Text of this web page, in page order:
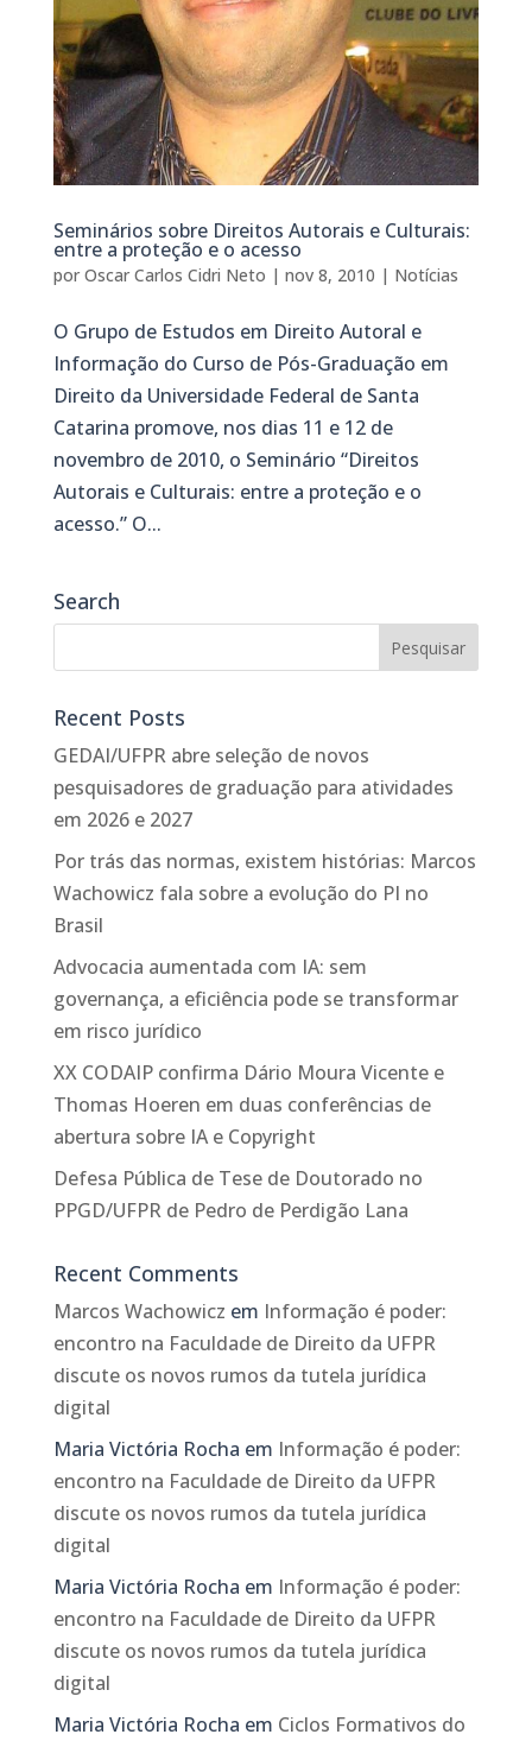
Seminários sobre Direitos Autorais e Culturais:
entre a proteção e o acesso
por Oscar Carlos Cidri Neto | nov 8, 2010 | Notícias
O Grupo de Estudos em Direito Autoral e
Informação do Curso de Pós-Graduação em
Direito da Universidade Federal de Santa
Catarina promove, nos dias 11 e 12 de
novembro de 2010, o Seminário “Direitos
Autorais e Culturais: entre a proteção e o
acesso.” O...
Search
Recent Posts
GEDAI/UFPR abre seleção de novos
pesquisadores de graduação para atividades
em 2026 e 2027
Por trás das normas, existem histórias: Marcos
Wachowicz fala sobre a evolução do PI no
Brasil
Advocacia aumentada com IA: sem
governança, a eficiência pode se transformar
em risco jurídico
XX CODAIP confirma Dário Moura Vicente e
Thomas Hoeren em duas conferências de
abertura sobre IA e Copyright
Defesa Pública de Tese de Doutorado no
PPGD/UFPR de Pedro de Perdigão Lana
Recent Comments
Marcos Wachowicz em Informação é poder:
encontro na Faculdade de Direito da UFPR
discute os novos rumos da tutela jurídica
digital
Maria Victória Rocha em Informação é poder:
encontro na Faculdade de Direito da UFPR
discute os novos rumos da tutela jurídica
digital
Maria Victória Rocha em Informação é poder:
encontro na Faculdade de Direito da UFPR
discute os novos rumos da tutela jurídica
digital
Maria Victória Rocha em Ciclos Formativos do